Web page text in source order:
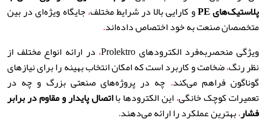
پلاستیک‌هایPE و کارایی بالا در شرایط مختلف،جایگاه ویژه‌ای در بین
متخصصان صنعت به خود اختصاص داده‌اند.
ویژگی منحصربه‌فرد الکترودهای Prolektro
، در ارائه انواع مختلف از
نظر رنگ،ضخامت و کاربرد است که امکان انتخاب بهینه را برای نیازهای
گوناگون فراهم می‌کند. چه در پروژه‌های صنعتی بزرگ و چه در
تعمیرات کوچک خانگی،این الکترودها بااتصال پایدار و مقاوم در برابر
فشار،بهترین عملکرد را ارائه می‌دهند.